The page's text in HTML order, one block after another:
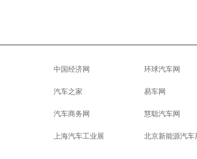
中国经济网 环球汽车网
汽车之家 易车网
汽车商务网 慧聪汽车网
上海汽车工业展 北京新能源汽车